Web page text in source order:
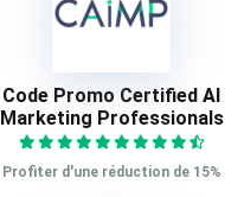
Code Promo Certified AI
Marketing Professionals
Profiter d'une réduction de 15%